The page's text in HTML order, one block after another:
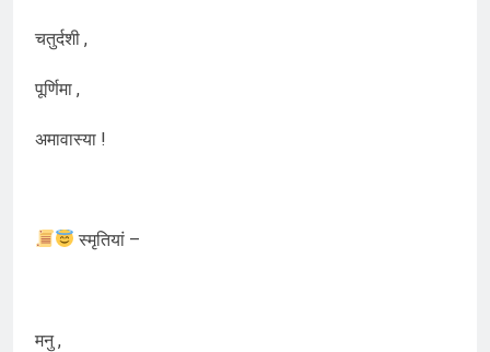
चतुर्दशी ,
पूर्णिमा ,
अमावास्या !
स्मृतियां –
मनु ,